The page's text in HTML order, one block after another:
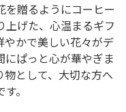
を贈るようにコーヒー
上げた、心温まるギフ
やかで美しい花々がデ
ぱっと心が華やぎま
として、大切な方へ
。